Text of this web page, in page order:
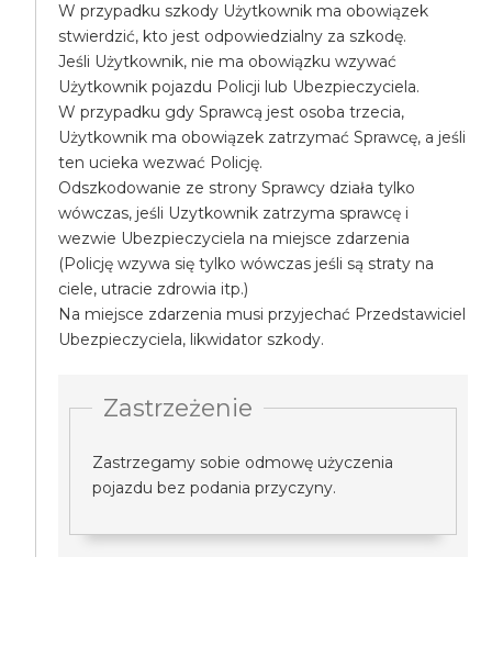
W przypadku szkody Użytkownik ma obowiązek
stwierdzić, kto jest odpowiedzialny za szkodę.
Jeśli Użytkownik, nie ma obowiązku wzywać
Użytkownik pojazdu Policji lub Ubezpieczyciela.
W przypadku gdy Sprawcą jest osoba trzecia,
Użytkownik ma obowiązek zatrzymać Sprawcę, a jeśli
ten ucieka wezwać Policję.
Odszkodowanie ze strony Sprawcy działa tylko
wówczas, jeśli Uzytkownik zatrzyma sprawcę i
wezwie Ubezpieczyciela na miejsce zdarzenia
(Policję wzywa się tylko wówczas jeśli są straty na
ciele, utracie zdrowia itp.)
Na miejsce zdarzenia musi przyjechać Przedstawiciel
Ubezpieczyciela, likwidator szkody.
Zastrzeżenie
Zastrzegamy sobie odmowę użyczenia
pojazdu bez podania przyczyny.